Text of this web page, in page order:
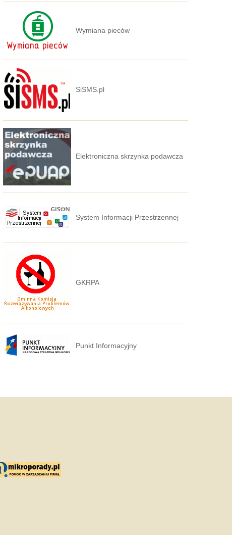
Wymiana pieców
SiSMS.pl
Elektroniczna skrzynka podawcza
System Informacji Przestrzennej
GKRPA
Punkt Informacyjny